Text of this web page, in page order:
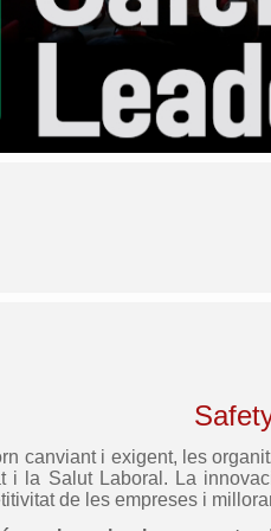
canviant i exigent, les
i la Salut Laboral. La
de les empreses i